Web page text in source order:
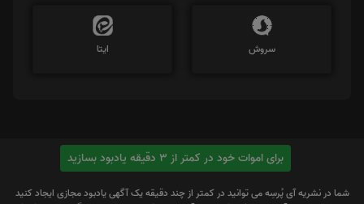
سروش ایتا
برای اموات خود در کمتر از 3 دقیقه یادبود بسازید
شما در نشریه آی پُرسِه می توانید در کمتر از چند دقیقه یک آگهی یادبود مجازی ایجاد کنید